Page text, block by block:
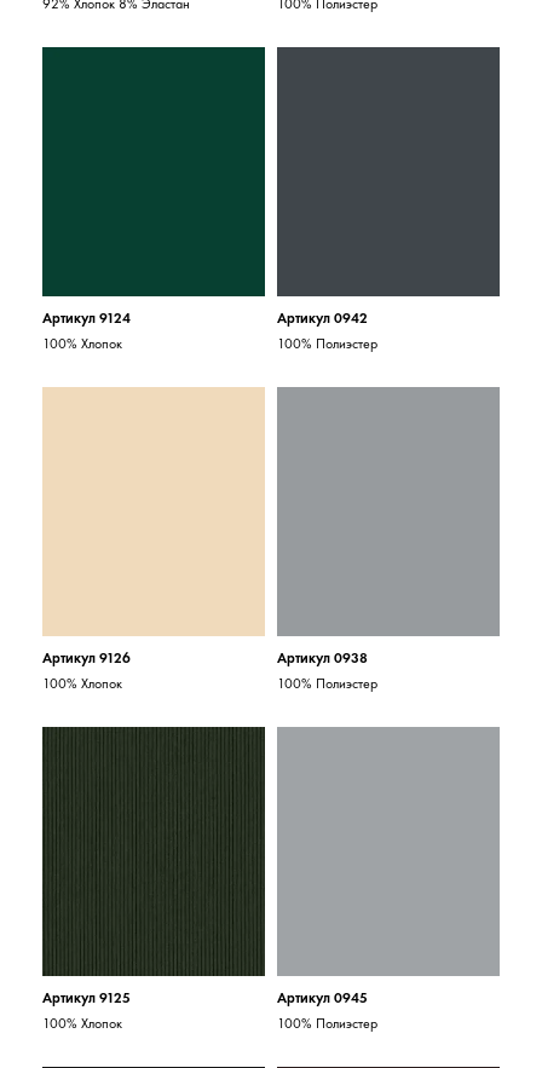
Артикул 9124
100% Хлопок
Артикул 0942
100% Полиэстер
Артикул 9126
100% Хлопок
Артикул 0938
100% Полиэстер
Артикул 9125
100% Хлопок
Артикул 0945
100% Полиэстер